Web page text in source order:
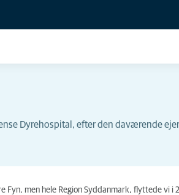
Dyrehospital, efter den daværende ejer
Fyn, men hele Region Syddanmark, flyttede vi i